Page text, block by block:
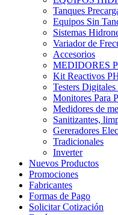
Tanques
Equipos Sin
Sistemas
Variador de
Accesorios
MEDIDORES
Kit Reactivos
Testers
Monitores Para
Medidores de
Sanitizantes,
Gereradores
Tradicionales
Inverter
Nuevos Productos
Promociones
Fabricantes
Formas de Pago
Solicitar Cotización